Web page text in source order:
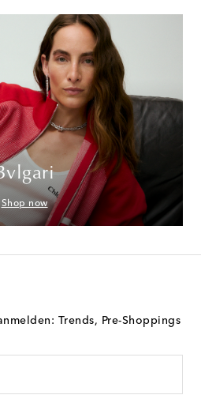
Shop now
Trends, Pre-Shoppings